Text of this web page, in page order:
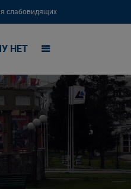
слабовидящих
НЕТ